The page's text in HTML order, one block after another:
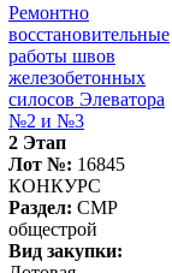
Ремонтно
восстановительные
работы швов
железобетонных
силосов Элеватора
№2 и №3
2 Этап
Лот №: 16845
КОНКУРС
Раздел: СМР
общестрой
Вид закупки: